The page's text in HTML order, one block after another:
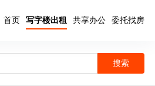
首页 写字楼出租 共享办公 委托找房